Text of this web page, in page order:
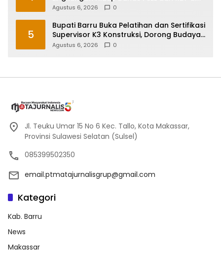
Sulsel
Agustus 6, 2026 0
5
Bupati Barru Buka Pelatihan dan Sertifikasi
Supervisor K3 Konstruksi, Dorong Budaya
Zero Accident
Agustus 6, 2026 0
Jl. Teuku Umar 15 No 6 Kec. Tallo, Kota Makassar,
Provinsi Sulawesi Selatan (Sulsel)
085399502350
email.ptmatajurnalisgrup@gmail.com
Kategori
Kab. Barru
News
Makassar